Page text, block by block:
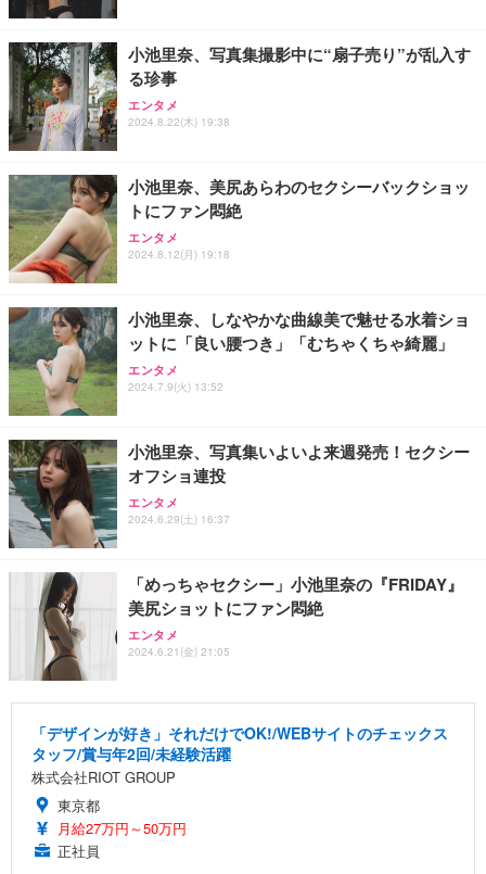
小池里奈、写真集撮影中に“扇子売り”が乱入す
る珍事
エンタメ
2024.8.22(木) 19:38
小池里奈、美尻あらわのセクシーバックショッ
トにファン悶絶
エンタメ
2024.8.12(月) 19:18
小池里奈、しなやかな曲線美で魅せる水着ショ
ットに「良い腰つき」「むちゃくちゃ綺麗」
エンタメ
2024.7.9(火) 13:52
小池里奈、写真集いよいよ来週発売！セクシー
オフショ連投
エンタメ
2024.6.29(土) 16:37
「めっちゃセクシー」小池里奈の『FRIDAY』
美尻ショットにファン悶絶
エンタメ
2024.6.21(金) 21:05
「デザインが好き」それだけでOK!/WEBサイトのチェックス
タッフ/賞与年2回/未経験活躍
株式会社RIOT GROUP
東京都
月給27万円～50万円
正社員